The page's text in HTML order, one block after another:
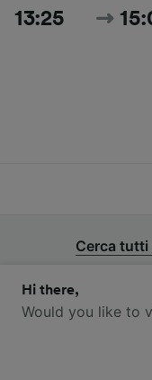
13:25
Cerca tutti
Quali
Hi there,
Would you like to